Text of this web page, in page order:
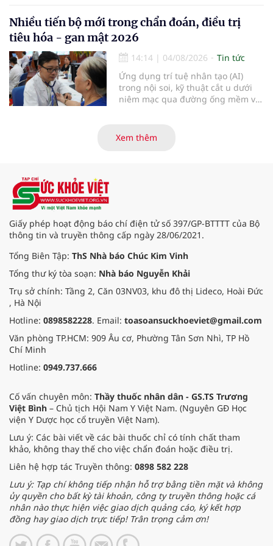
điểm dừng chân đầu tiên tại Bệnh
viện Bạch Mai cơ sở Ninh Bình.
Nhiều tiến bộ mới trong chẩn đoán, điều trị
tiêu hóa - gan mật 2026
14:14 | 04/08/2026
Tin tức
Ứng dụng trí tuệ nhân tạo (AI)
trong nội soi, kỹ thuật cắt u dưới
niêm mạc qua đường ống mềm và
là những nội dung trọng tâm được
Xem thêm
Giấy phép hoạt động báo chí điện tử số 397/GP-BTTTT của Bộ
thông tin và truyền thông cấp ngày 28/06/2021.
Tổng Biên Tập: ThS Nhà báo Chúc Kim Vinh
Tổng thư ký tòa soạn: Nhà báo Nguyễn Khải
Trụ sở chính: Tầng 2, Căn 03NV03, khu đô thị Lideco, Hoài Đức
, Hà Nội
Hotline: 0898582228. Email: toasoansuckhoeviet@gmail.com
Văn phòng TP.HCM: 909 Âu cơ, Phường Tân Sơn Nhì, TP Hồ
Chí Minh
Hotline: 0949.737.666
Cố vấn chuyên môn: Thầy thuốc nhân dân - GS.TS Trương
Việt Bình – Chủ tịch Hội Nam Y Việt Nam. (Nguyên GĐ Học
viện Y Dược học cổ truyền Việt Nam).
Lưu ý: Các bài viết về các bài thuốc chỉ có tính chất tham
khảo, không thay thế cho việc chẩn đoán hoặc điều trị.
Liên hệ hợp tác Truyền thông: 0898 582 228
Lưu ý: Tạp chí không tiếp nhận hỗ trợ bằng tiền mặt và không
ủy quyền cho bất kỳ tài khoản, công ty truyền thông hoặc cá
nhân nào thực hiện việc giao dịch quảng cáo, ký kết hợp
đồng hay giao dịch trực tiếp! Trân trọng cảm ơn!